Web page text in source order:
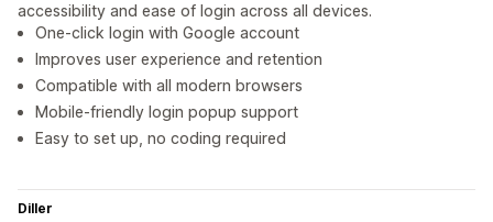
accessibility and ease of login across all devices.
One-click login with Google account
Improves user experience and retention
Compatible with all modern browsers
Mobile-friendly login popup support
Easy to set up, no coding required
Diller